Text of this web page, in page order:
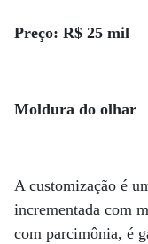
Preço: R$ 25 mil
Moldura do olhar
A customização é
incrementada com
com parcimônia, é